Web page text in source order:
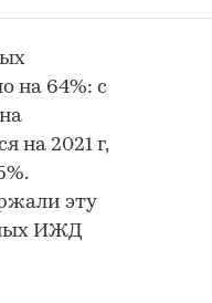
на 64%: с
на 2021 г,
эту
ИЖД